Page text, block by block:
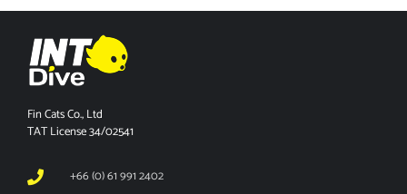
Fin Cats Co., Ltd
TAT License 34/02541
+66 (0) 61 991 2402